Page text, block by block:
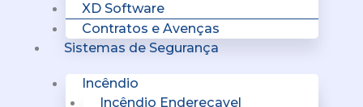
XD Software
Contratos e Avenças
Sistemas de Segurança
Incêndio
Incêndio Endereçavel